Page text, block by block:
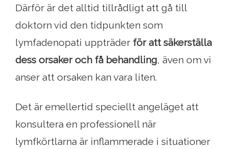
Därför är det alltid tillrådligt att gå till
doktorn vid den tidpunkten som
lymfadenopati uppträder för att säkerställa
dess orsaker och få behandling, även om vi
anser att orsaken kan vara liten.
Det är emellertid speciellt angeläget att
konsultera en professionell när
lymfkörtlarna är inflammerade i situationer